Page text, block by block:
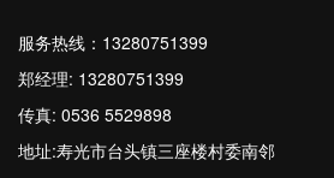
服务热线：13280751399
郑经理: 13280751399
传真: 0536 5529898
地址:寿光市台头镇三座楼村委南邻